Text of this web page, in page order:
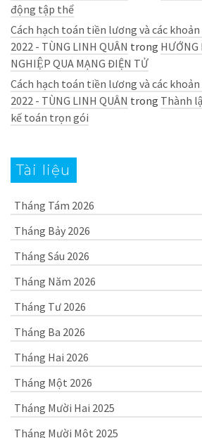
động tập thể
Cách hạch toán tiền lương và các
2022 - TÙNG LINH QUÂN trong HƯỚNG
NGHIỆP QUA MẠNG ĐIỆN TỬ
Cách hạch toán tiền lương và các
2022 - TÙNG LINH QUÂN trong Thành
kế toán trọn gói
Tài liệu
Tháng Tám 2026
Tháng Bảy 2026
Tháng Sáu 2026
Tháng Năm 2026
Tháng Tư 2026
Tháng Ba 2026
Tháng Hai 2026
Tháng Một 2026
Tháng Mười Hai 2025
Tháng Mười Một 2025